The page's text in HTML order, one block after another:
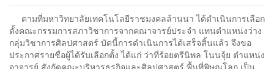
ตามที่มหาวิทยาลัยเทคโนโลยีราชมงคลล้านนา ได้ดำเนินการเลือก
ตั้งคณะกรรมการสภาวิชาการจากคณาจารย์ประจำ แทนตำแหน่งว่าง
กลุ่มวิชาการศิลปศาสตร์ บัดนี้การดำเนินการได้เสร็จสิ้นแล้ว จึงขอ
ประกาศรายชื่อผู้ได้รับเลือกตั้ง ได้แก่ ว่าที่ร้อยตรีนิพล โนนจุ้ย ตำแหน่ง
อาจารย์ สังกัดคณะบริหารธุรกิจและศิลปศาสตร์ พื้นที่พิษณุโลก เป็น